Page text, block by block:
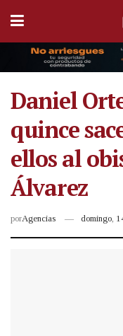
Daniel
quince
ellos al
Álvarez
porAgencias domingo,